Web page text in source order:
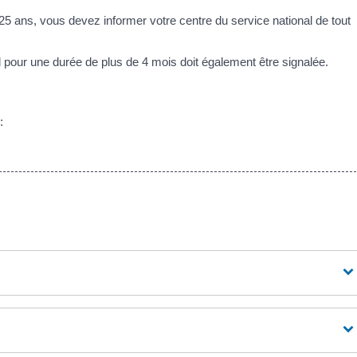
ans, vous devez informer votre centre du service national de tout
une durée de plus de 4 mois doit également être signalée.